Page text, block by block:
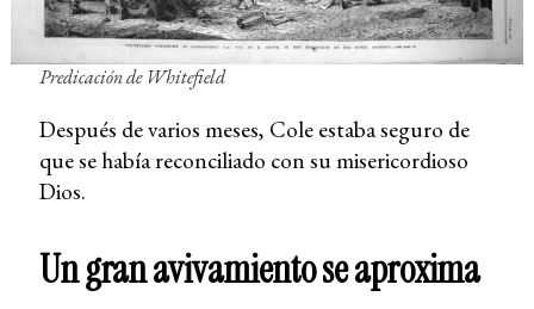
Predicación de Whitefield
Después de varios meses, Cole estaba seguro de
que se había reconciliado con su misericordioso
Dios.
Un gran avivamiento se aproxima